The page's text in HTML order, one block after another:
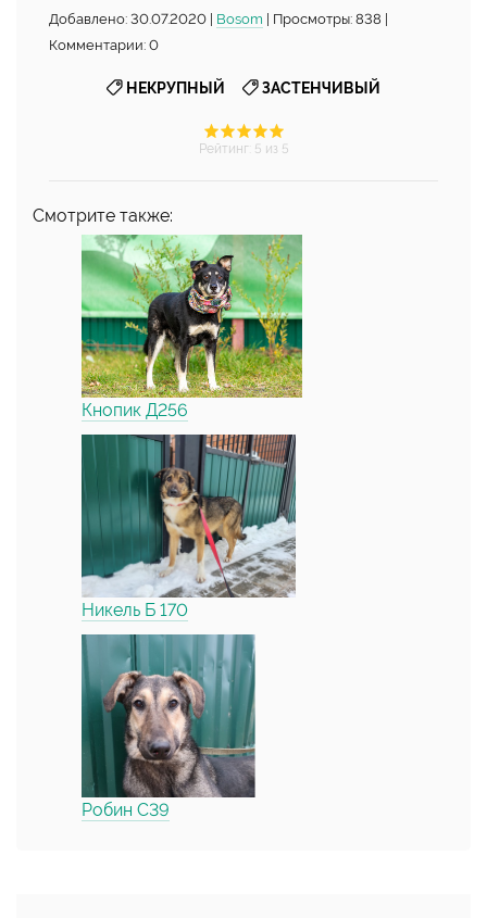
Добавлено: 30.07.2020 | Bosom | Просмотры: 838 |
Комментарии: 0
НЕКРУПНЫЙ ЗАСТЕНЧИВЫЙ
Рейтинг: 5 из 5
Смотрите также:
Кнопик Д256
Никель Б 170
Робин С39